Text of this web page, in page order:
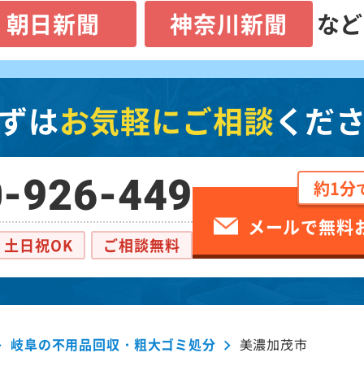
朝日新聞 神奈川新聞 な
はお気軽にご相談くだ
926-449
土日祝OK ご相談無料
約1分
メールで無料
岐阜の不用品回収・粗大ゴミ処分 美濃加茂市